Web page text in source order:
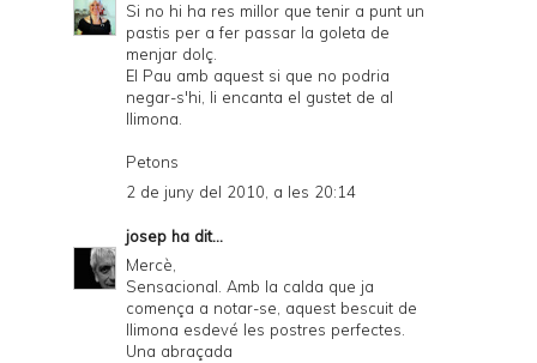
Si no hi ha res millor que tenir a punt un
pastis per a fer passar la goleta de
menjar dolç.
El Pau amb aquest si que no podria
negar-s'hi, li encanta el gustet de al
llimona.
Petons
2 de juny del 2010, a les 20:14
josep ha dit...
Mercè,
Sensacional. Amb la calda que ja
comença a notar-se, aquest bescuit de
llimona esdevé les postres perfectes.
Una abraçada